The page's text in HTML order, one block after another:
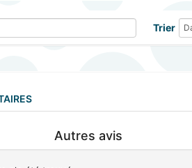
Trier
Autres avis